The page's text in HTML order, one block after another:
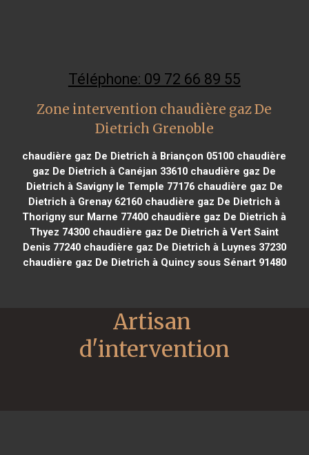
Téléphone: 09 72 66 89 55
Zone intervention chaudière gaz De
Dietrich Grenoble
chaudière gaz De Dietrich à Briançon 05100 chaudière
gaz De Dietrich à Canéjan 33610 chaudière gaz De
Dietrich à Savigny le Temple 77176chaudière gaz De
Dietrich à Grenay 62160 chaudière gaz De Dietrich à
Thorigny sur Marne 77400 chaudière gaz De Dietrich à
Thyez 74300 chaudière gaz De Dietrich à Vert Saint
Denis 77240chaudière gaz De Dietrich à Luynes 37230
chaudière gaz De Dietrich à Quincy sous Sénart 91480
Artisan
d'intervention